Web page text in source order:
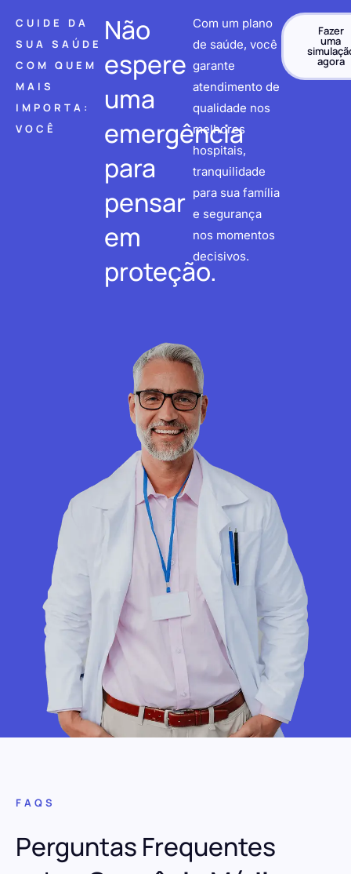
CUIDE DA
SUA SAÚDE
COM QUEM
MAIS
IMPORTA:
VOCÊ
Não
espere
uma
emergência
para
pensar
em
proteção.
Com um plano
de saúde, você
garante
atendimento de
qualidade nos
melhores
hospitais,
tranquilidade
para sua família
e segurança
nos momentos
decisivos.
Fazer
uma
agora
FAQS
Perguntas Frequentes